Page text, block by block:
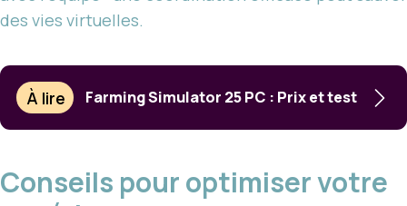
des vies virtuelles.
À lire Farming Simulator 25 PC : Prix et test
Conseils pour optimiser votre